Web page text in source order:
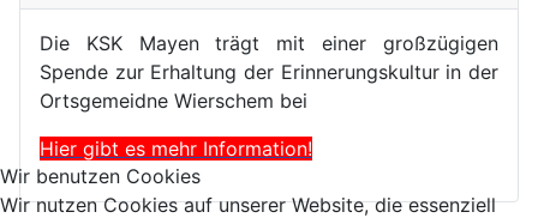
Die KSK Mayen trägt mit einer großzügigen
Spende zur Erhaltung der Erinnerungskultur in der
Ortsgemeidne Wierschem bei
Hier gibt es mehr Information!
Wir benutzen Cookies
Wir nutzen Cookies auf unserer Website, die essenziell